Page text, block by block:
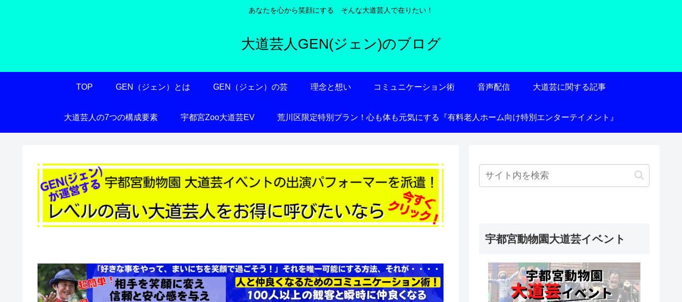
あなたを心から笑顔にする そんな大道芸人で在りたい！
大道芸人GEN(ジェン)のブログ
TOP GEN（ジェン）とは GEN（ジェン）の芸 理念と想い コミュニケーション術 音声配信 大道芸に関する記事
大道芸人の7つの構成要素 宇都宮Zoo大道芸EV 荒川区限定特別プラン！心も体も元気にする『有料老人ホーム向け特別エンターテイメント』
宇都宮動物園大道芸イベント